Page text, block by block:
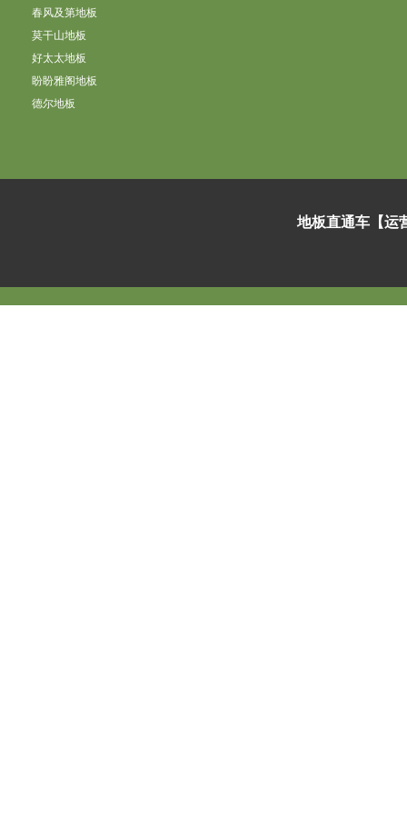
春风及第地板
莫干山地板
好太太地板
盼盼雅阁地板
德尔地板
地板直通车【运